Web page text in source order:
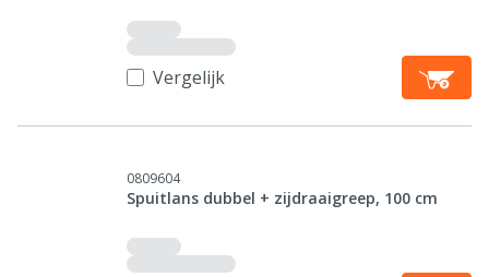
Vergelijk
0809604
Spuitlans dubbel + zijdraaigreep, 100 cm